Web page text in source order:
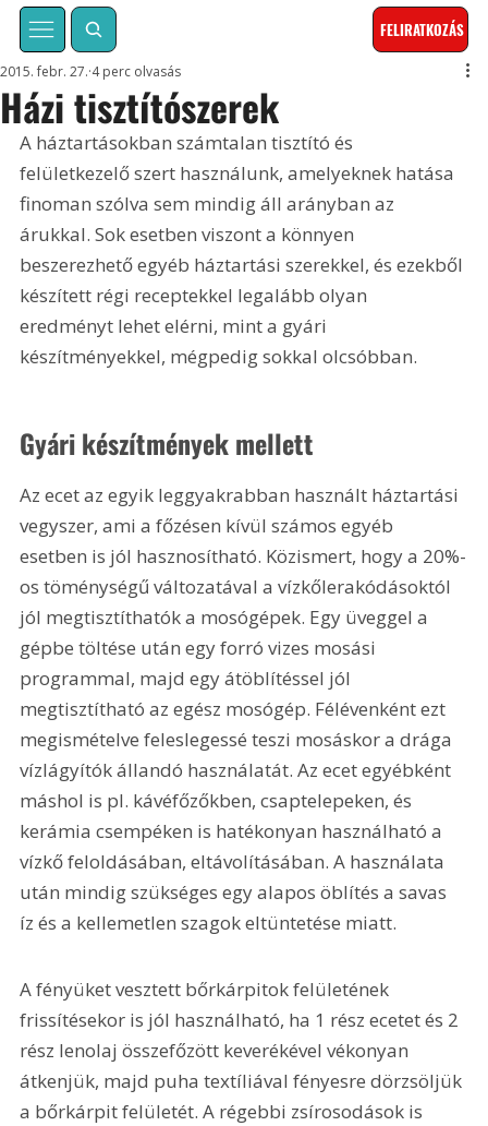
FELIRATKOZÁS
Házi tisztítószerek
2015. febr. 27. 4 perc olvasás
A háztartásokban számtalan tisztító és
felületkezelő szert használunk, amelyeknek hatása
finoman szólva sem mindig áll arányban az
árukkal. Sok esetben viszont a könnyen
beszerezhető egyéb háztartási szerekkel, és ezekből
készített régi receptekkel legalább olyan
eredményt lehet elérni, mint a gyári
készítményekkel, mégpedig sokkal olcsóbban.
Gyári készítmények mellett
Az ecet az egyik leggyakrabban használt háztartási
vegyszer, ami a főzésen kívül számos egyéb
esetben is jól hasznosítható. Közismert, hogy a 20%-
os töménységű változatával a vízkőlerakódásoktól
jól megtisztíthatók a mosógépek. Egy üveggel a
gépbe töltése után egy forró vizes mosási
programmal, majd egy átöblítéssel jól
megtisztítható az egész mosógép. Félévenként ezt
megismételve feleslegessé teszi mosáskor a drága
vízlágyítók állandó használatát. Az ecet egyébként
máshol is pl. kávéfőzőkben, csaptelepeken, és
kerámia csempéken is hatékonyan használható a
vízkő feloldásában, eltávolításában. A használata
után mindig szükséges egy alapos öblítés a savas
íz és a kellemetlen szagok eltüntetése miatt.
A fényüket vesztett bőrkárpitok felületének
frissítésekor is jól használható, ha 1 rész ecetet és 2
rész lenolaj összefőzött keverékével vékonyan
átkenjük, majd puha textíliával fényesre dörzsöljük
a bőrkárpit felületét. A régebbi zsírosodások is